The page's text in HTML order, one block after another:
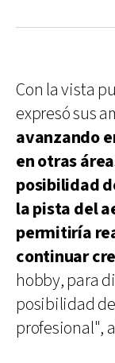
Con la vista
expresó sus
avanzando
en otras
posibilidad
la pista del
permitiría
continuar
hobby, para
posibilidad
profesional",